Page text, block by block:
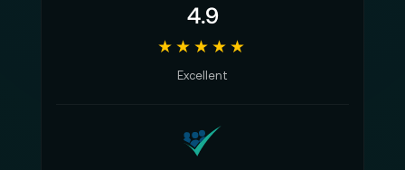
4.9
★★★★★
Excellent